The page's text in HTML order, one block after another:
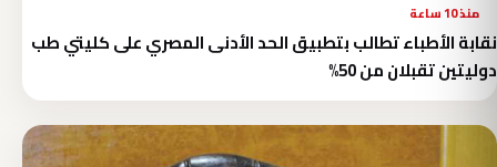
منذ 10 ساعة
نقابة الأطباء تطالب بتطبيق الحد الأدنى المصري على كليتي طب
دوليتين تقبلان من 50%